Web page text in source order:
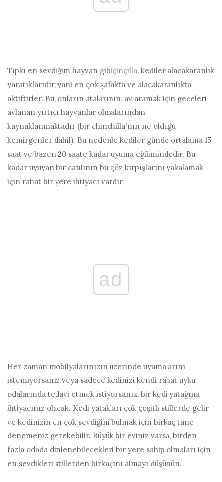
Tıpkı en sevdiğim hayvan gibiçinçilla, kediler alacakaranlık
yaratıklarıdır, yani en çok şafakta ve alacakaranlıkta
aktiftirler. Bu, onların atalarının, av aramak için geceleri
avlanan yırtıcı hayvanlar olmalarından
kaynaklanmaktadır (bir chinchilla'nın ne olduğu
kemirgenler dahil). Bu nedenle kediler günde ortalama 15
saat ve bazen 20 saate kadar uyuma eğilimindedir. Bu
kadar uyuyan bir canlının bu göz kırpışlarını yakalamak
için rahat bir yere ihtiyacı vardır.
ad
Her zaman mobilyalarınızın üzerinde uyumalarını
istemiyorsanız veya sadece kedinizi kendi rahat uyku
odalarında tedavi etmek istiyorsanız, bir kedi yatağına
ihtiyacınız olacak. Kedi yatakları çok çeşitli stillerde gelir
ve kedinizin en çok sevdiğini bulmak için birkaç tane
denemeniz gerekebilir. Büyük bir eviniz varsa, birden
fazla odada dinlenebilecekleri bir yere sahip olmaları için
en sevdikleri stillerden birkaçını almayı düşünün.